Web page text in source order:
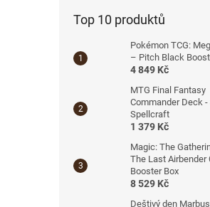
Top 10 produktů
Pokémon TCG:
– Pitch Black
4 849 Kč
MTG Final Fantasy
Commander Deck
Spellcraft
1 379 Kč
Magic: The
The Last Airbender
Booster Box
8 529 Kč
Deštivý den